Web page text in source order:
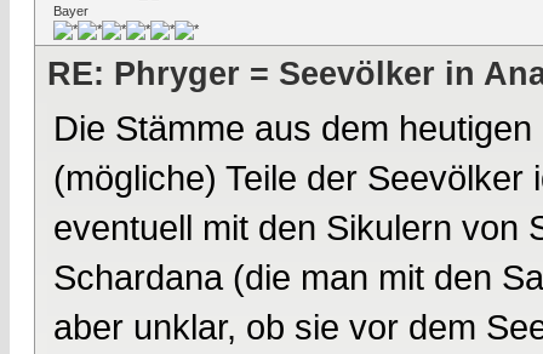
Bayer
RE: Phryger = Seevölker in
Die Stämme aus dem
(mögliche) Teile der
eventuell mit den Sikulern von
Schardana (die man mit den
aber unklar, ob sie vor dem